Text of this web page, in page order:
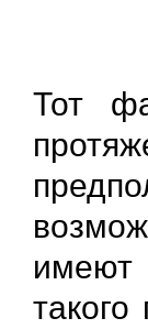
Тот
имеют